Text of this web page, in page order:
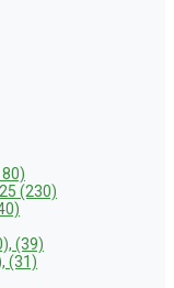
(230)
(39)
(31)